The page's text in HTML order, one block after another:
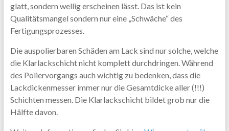
glatt, sondern wellig erscheinen lässt. Das ist kein
Qualitätsmangel sondern nur eine „Schwäche“ des
Fertigungsprozesses.
Die auspolierbaren Schäden am Lack sind nur solche, welche
die Klarlackschicht nicht komplett durchdringen. Während
des Poliervorgangs auch wichtig zu bedenken, dass die
Lackdickenmesser immer nur die Gesamtdicke aller (!!!)
Schichten messen. Die Klarlackschicht bildet grob nur die
Hälfte davon.